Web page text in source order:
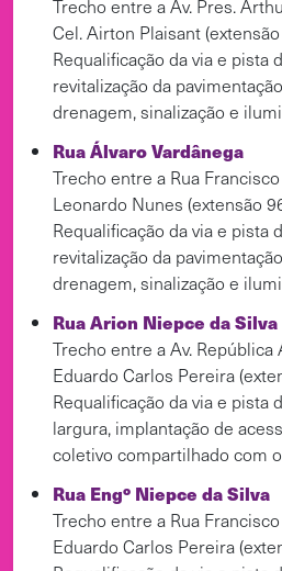
Cel. Airton Plaisant
Requalificação da via e pista
revitalização da
drenagem, sinalização e
Rua Álvaro Vardânega
Trecho entre a Rua
Leonardo Nunes (extensão
Requalificação da via e pista
revitalização da
drenagem, sinalização e
Rua Arion Niepce da Silva
Trecho entre a Av. República
Eduardo Carlos Pereira
Requalificação da via e pista
largura, implantação de
coletivo compartilhado com
Rua Engº Niepce da Silva
Trecho entre a Rua
Eduardo Carlos Pereira